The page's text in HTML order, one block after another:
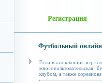
Регистрация
Футбольный
Если вы поклонник игр в
клубом, а также